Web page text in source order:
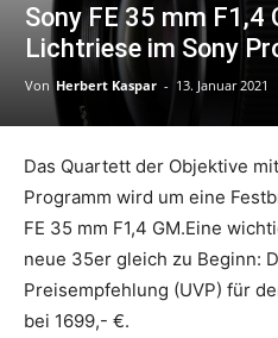
Sony FE 35 mm F1,4
Lichtriese im Sony
Von Herbert Kaspar - 13. Januar 2021
Das Quartett der Objektive
Programm wird um eine
FE 35 mm F1,4 GM.Eine
neue 35er gleich zu Beginn:
Preisempfehlung (UVP) für
bei 1699,- €.